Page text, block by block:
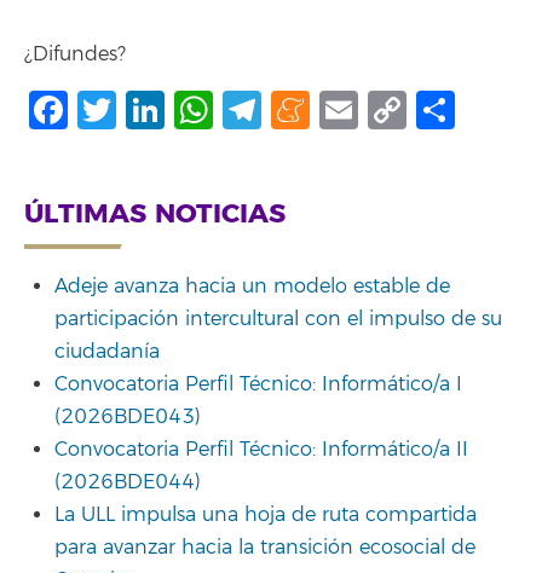
¿Difundes?
Facebook
Twitter
LinkedIn
WhatsApp
Telegram
Meneame
Email
Copy
ÚLTIMAS NOTICIAS
Adeje avanza hacia un modelo estable de
participación intercultural con el impulso de su
ciudadanía
Convocatoria Perfil Técnico: Informático/a I
(2026BDE043)
Convocatoria Perfil Técnico: Informático/a II
(2026BDE044)
La ULL impulsa una hoja de ruta compartida
para avanzar hacia la transición ecosocial de